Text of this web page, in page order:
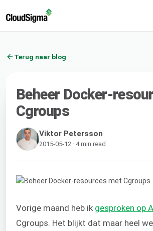
Terug naar blog
Beheer Docker-
Cgroups
Viktor Petersson
2015-05-12 · 4 min read
Vorige maand heb ik gesproken op
Cgroups. Het blijkt dat maar heel